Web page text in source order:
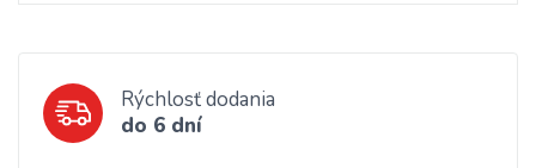
Rýchlosť dodania
do 6 dní